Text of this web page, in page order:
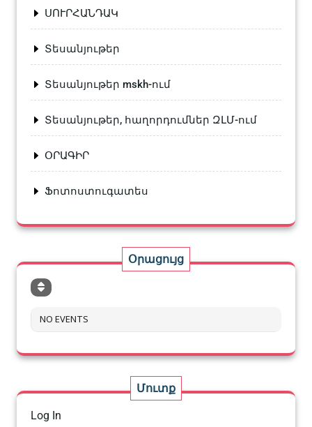
ՍՈՒՐՀԱՆԴԱԿ
Տեսանյութեր
Տեսանյութեր mskh-ում
Տեսանյութեր, հաղորդումներ ԶԼՄ-ում
ՕՐԱԳԻՐ
Ֆոտոստուգատես
Օրացույց
NO EVENTS
Մուտք
Log In